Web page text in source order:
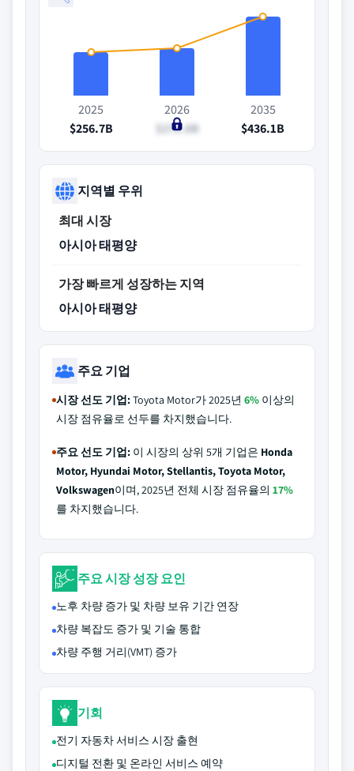
2025
$256.7B
2026
$271.6B
2035
$436.1B
지역별 우위
최대 시장
아시아 태평양
가장 빠르게 성장하는 지역
아시아 태평양
주요 기업
시장 선도 기업:Toyota Motor가 2025년 6% 이상의
시장 점유율로 선두를 차지했습니다.
주요 선도 기업: 이 시장의 상위 5개 기업은 Honda
Motor, Hyundai Motor, Stellantis, Toyota Motor,
Volkswagen이며, 2025년 전체 시장 점유율의 17%
를 차지했습니다.
주요 시장 성장 요인
노후 차량 증가 및 차량 보유 기간 연장
차량 복잡도 증가 및 기술 통합
차량 주행 거리(VMT) 증가
기회
전기 자동차 서비스 시장 출현
디지털 전환 및 온라인 서비스 예약